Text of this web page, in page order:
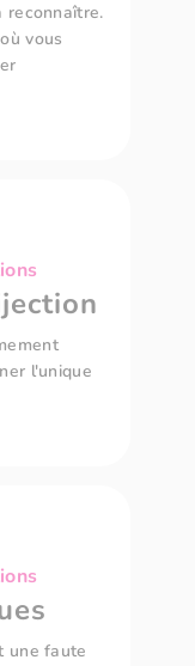
reconnaître.
vous
l'unique
une faute